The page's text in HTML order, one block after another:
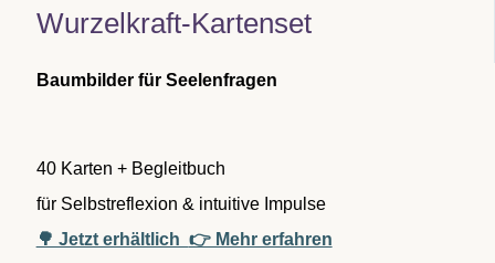
n
h
Wurzelkraft-Kartenset
Baumbilder für Seelenfragen
40 Karten + Begleitbuch
für Selbstreflexion & intuitive Impulse
🌳 Jetzt erhältlich 👉 Mehr erfahren